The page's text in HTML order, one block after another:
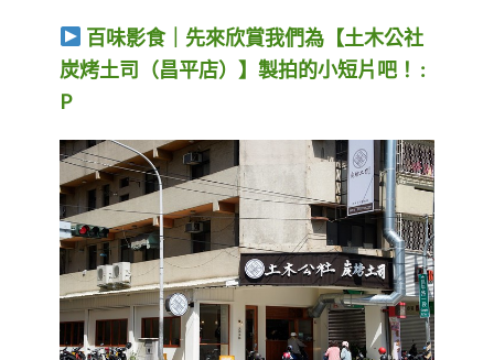
百味影食｜先來欣賞我們為【土木公社
炭烤土司（昌平店）】製拍的小短片吧！ :
P